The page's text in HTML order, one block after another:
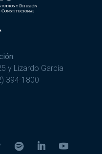
y Lizardo García
394-1800